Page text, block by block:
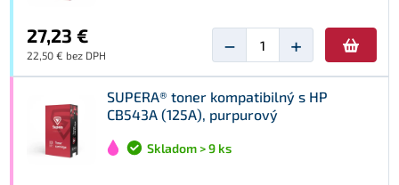
27,23 €
22,50 € bez DPH − +
SUPERA® toner kompatibilný s HP
CB543A (125A), purpurový
Skladom > 9 ks